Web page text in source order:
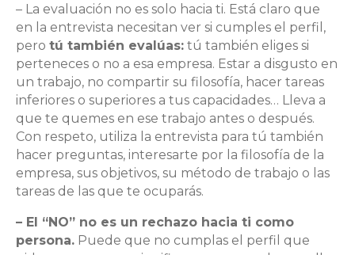
– La evaluación no es solo hacia ti. Está claro que
en la entrevista necesitan ver si cumples el perfil,
pero tú también evalúas: tú también eliges si
perteneces o no a esa empresa. Estar a disgusto en
un trabajo, no compartir su filosofía, hacer tareas
inferiores o superiores a tus capacidades… Lleva a
que te quemes en ese trabajo antes o después.
Con respeto, utiliza la entrevista para tú también
hacer preguntas, interesarte por la filosofía de la
empresa, sus objetivos, su método de trabajo o las
tareas de las que te ocuparás.
– El “NO” no es un rechazo hacia ti como
persona. Puede que no cumplas el perfil que